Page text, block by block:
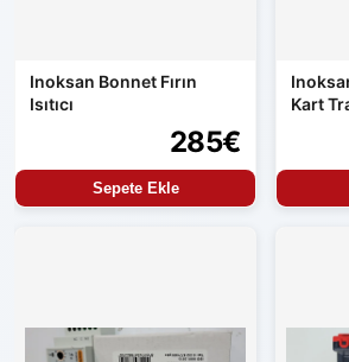
Inoksan Bonnet Fırın
Isıtıcı
285€
Sepete Ekle
Kart